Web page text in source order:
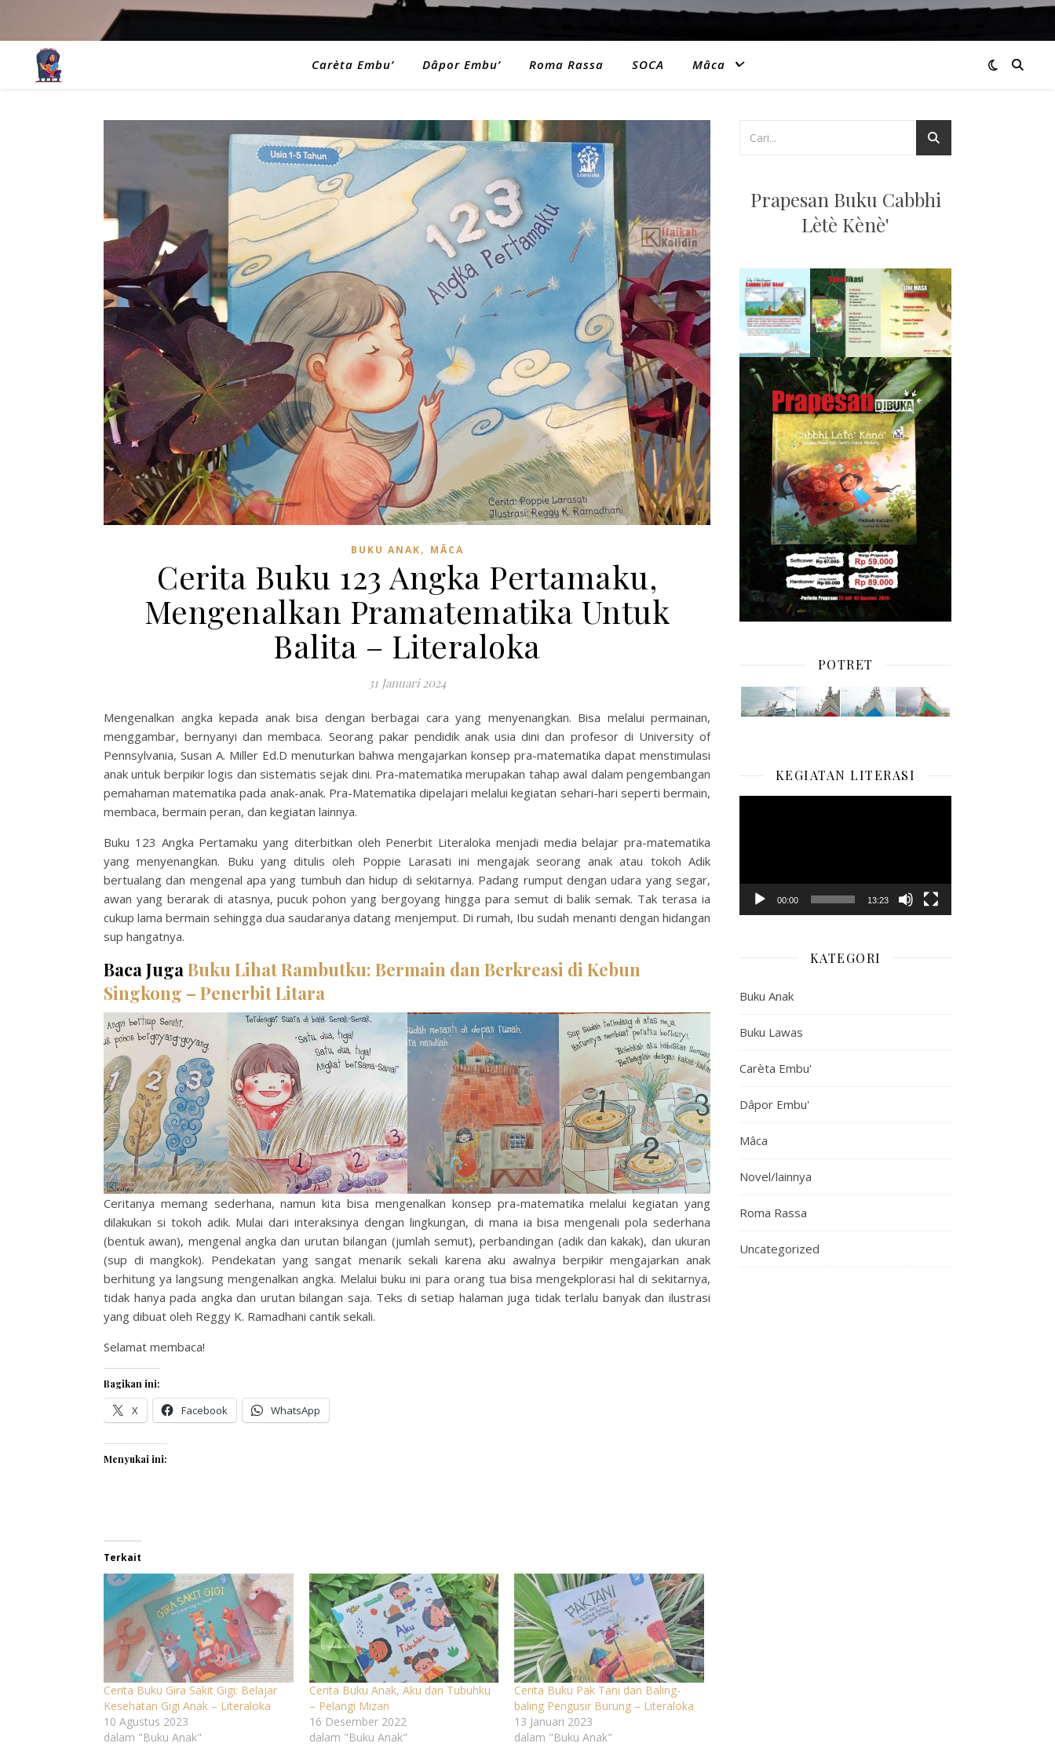
Carèta Embu’ Dâpor Embu’ Roma Rassa SOCA Mâca
BUKU ANAK, MÂCA
Cerita Buku 123 Angka Pertamaku,
Mengenalkan Pramatematika Untuk
Balita – Literaloka
31 Januari 2024
Mengenalkan angka kepada anak bisa dengan berbagai cara yang menyenangkan. Bisa melalui permainan,
menggambar, bernyanyi dan membaca. Seorang pakar pendidik anak usia dini dan profesor di University of
Pennsylvania, Susan A. Miller Ed.D menuturkan bahwa mengajarkan konsep pra-matematika dapat menstimulasi
anak untuk berpikir logis dan sistematis sejak dini. Pra-matematika merupakan tahap awal dalam pengembangan
pemahaman matematika pada anak-anak. Pra-Matematika dipelajari melalui kegiatan sehari-hari seperti bermain,
membaca, bermain peran, dan kegiatan lainnya.
Buku 123 Angka Pertamaku yang diterbitkan oleh Penerbit Literaloka menjadi media belajar pra-matematika
yang menyenangkan. Buku yang ditulis oleh Poppie Larasati ini mengajak seorang anak atau tokoh Adik
bertualang dan mengenal apa yang tumbuh dan hidup di sekitarnya. Padang rumput dengan udara yang segar,
awan yang berarak di atasnya, pucuk pohon yang bergoyang hingga para semut di balik semak. Tak terasa ia
cukup lama bermain sehingga dua saudaranya datang menjemput. Di rumah, Ibu sudah menanti dengan hidangan
sup hangatnya.
Baca JugaBuku Lihat Rambutku: Bermain dan Berkreasi di Kebun
Singkong – Penerbit Litara
Ceritanya memang sederhana, namun kita bisa mengenalkan konsep pra-matematika melalui kegiatan yang
dilakukan si tokoh adik. Mulai dari interaksinya dengan lingkungan, di mana ia bisa mengenali pola sederhana
(bentuk awan), mengenal angka dan urutan bilangan (jumlah semut), perbandingan (adik dan kakak), dan ukuran
(sup di mangkok). Pendekatan yang sangat menarik sekali karena aku awalnya berpikir mengajarkan anak
berhitung ya langsung mengenalkan angka. Melalui buku ini para orang tua bisa mengekplorasi hal di sekitarnya,
tidak hanya pada angka dan urutan bilangan saja. Teks di setiap halaman juga tidak terlalu banyak dan ilustrasi
yang dibuat oleh Reggy K. Ramadhani cantik sekali.
Selamat membaca!
Bagikan ini:
X Facebook WhatsApp
Menyukai ini:
Terkait
Cerita Buku Gira Sakit Gigi: Belajar
Kesehatan Gigi Anak – Literaloka
10 Agustus 2023
dalam "Buku Anak"
Cerita Buku Anak, Aku dan Tubuhku
– Pelangi Mizan
16 Desember 2022
dalam "Buku Anak"
Cerita Buku Pak Tani dan Baling-
baling Pengusir Burung – Literaloka
13 Januari 2023
dalam "Buku Anak"
Prapesan Buku Cabbhi
Lètè Kènè'
POTRET
KEGIATAN LITERASI
00:00 13:23
KATEGORI
Buku Anak
Buku Lawas
Carèta Embu'
Dâpor Embu'
Mâca
Novel/lainnya
Roma Rassa
Uncategorized